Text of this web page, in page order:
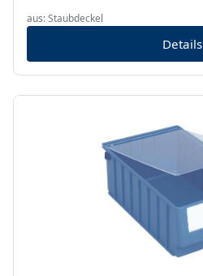
aus: Staubdeckel
Details